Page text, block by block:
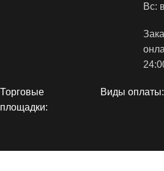
Вс:
Виды оплаты:
Торговые
площадки: